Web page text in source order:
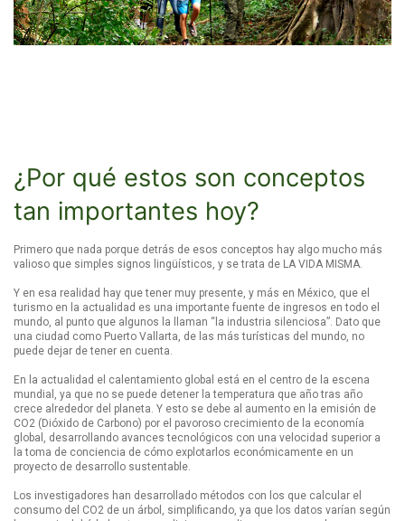
¿Por qué estos son conceptos
tan importantes hoy?
Primero que nada porque detrás de esos conceptos hay algo mucho más
valioso que simples signos lingüísticos, y se trata de LA VIDA MISMA.
Y en esa realidad hay que tener muy presente, y más en México, que el
turismo en la actualidad es una importante fuente de ingresos en todo el
mundo, al punto que algunos la llaman “la industria silenciosa”. Dato que
una ciudad como Puerto Vallarta, de las más turísticas del mundo, no
puede dejar de tener en cuenta.
En la actualidad el calentamiento global está en el centro de la escena
mundial, ya que no se puede detener la temperatura que año tras año
crece alrededor del planeta. Y esto se debe al aumento en la emisión de
CO2 (Dióxido de Carbono) por el pavoroso crecimiento de la economía
global, desarrollando avances tecnológicos con una velocidad superior a
la toma de conciencia de cómo explotarlos económicamente en un
proyecto de desarrollo sustentable.
Los investigadores han desarrollado métodos con los que calcular el
consumo del CO2 de un árbol, simplificando, ya que los datos varían según